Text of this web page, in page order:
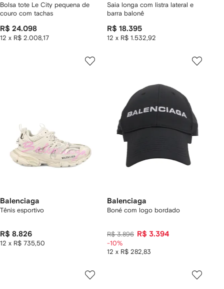
Bolsa tote Le City pequena de
couro com tachas
R$ 24.098
12 x R$ 2.008,17
Saia longa com listra lateral e
barra balonê
R$ 18.395
12 x R$ 1.532,92
Balenciaga
Tênis esportivo
R$ 8.826
12 x R$ 735,50
Balenciaga
Boné com logo bordado
R$ 3.896 R$ 3.394
12 x R$ 282,83
-10%